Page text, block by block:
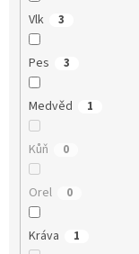
Vlk 3
Pes 3
Medvěd 1
Kůň 0
Orel 0
Kráva 1